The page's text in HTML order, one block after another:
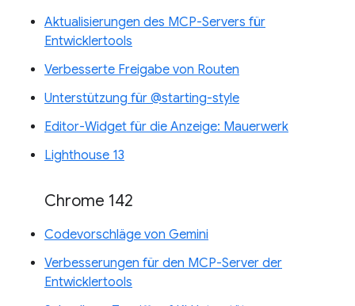
Aktualisierungen des MCP-Servers für
Entwicklertools
Verbesserte Freigabe von Routen
Unterstützung für @starting-style
Editor-Widget für die Anzeige: Mauerwerk
Lighthouse 13
Chrome 142
Codevorschläge von Gemini
Verbesserungen für den MCP-Server der
Entwicklertools